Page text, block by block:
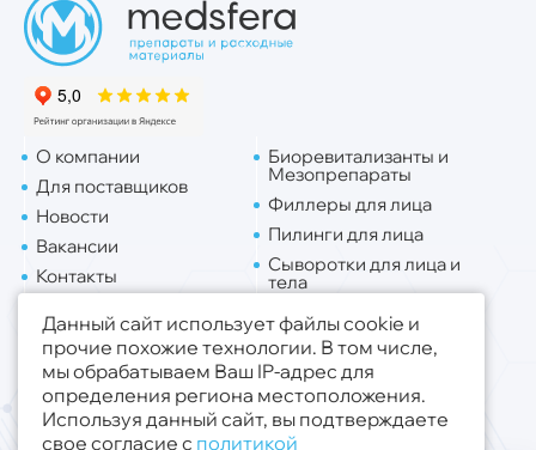
О компании
Для поставщиков
Новости
Вакансии
Контакты
Биоревитализанты и
Мезопрепараты
Филлеры для лица
Пилинги для лица
Сыворотки для лица и
тела
Липо. для лица
Липо. для тела
Публичная оферта
Политика конфиденциальности
© 2019 - 2026 ООО «Медсфера Трейд»
Данный сайт использует файлы cookie и
прочие похожие технологии. В том числе,
мы обрабатываем Ваш IP-адрес для
определения региона местоположения.
Используя данный сайт, вы подтверждаете
свое согласие с политикой